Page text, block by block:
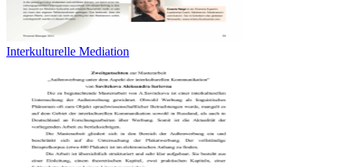
Interkulturelle Mediation